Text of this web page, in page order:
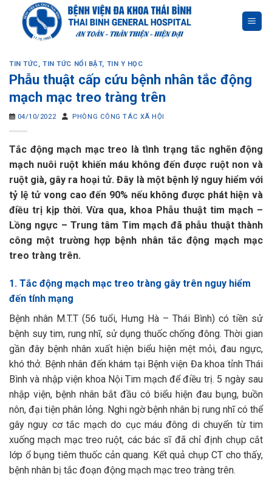
content
TIN TỨC,TIN TỨC NỔI BẬT, TIN Y HỌC
Phẫu thuật cấp cứu bệnh nhân tắc động
mạch mạc treo tràng trên
04/10/2022 PHÒNG CÔNG TÁC XÃ HỘI
Tắc động mạch mạc treo là tình trạng tắc nghẽn động
mạch nuôi ruột khiến máu không đến được ruột non và
ruột già, gây ra hoại tử. Đây là một bệnh lý nguy hiểm với
tỷ lệ tử vong cao đến 90% nếu không được phát hiện và
điều trị kịp thời. Vừa qua, khoa Phẫu thuật tim mạch –
Lồng ngực – Trung tâm Tim mạch đã phẫu thuật thành
công một trường hợp bệnh nhân tắc động mạch mạc
treo tràng trên.
1. Tắc động mạch mạc treo tràng gây trên nguy hiểm
đến tính mạng
Bệnh nhân M.T.T (56 tuổi, Hưng Hà – Thái Bình) có tiền sử
bệnh suy tim, rung nhĩ, sử dụng thuốc chống đông. Thời gian
gần đây bệnh nhân xuất hiện biểu hiện mệt mỏi, đau ngực,
khó thở. Bệnh nhân đến khám tại Bệnh viện Đa khoa tỉnh Thái
Bình và nhập viện khoa Nội Tim mạch để điều trị. 5 ngày sau
nhập viện, bệnh nhân bắt đầu có biểu hiện đau bụng, buồn
nôn, đại tiện phân lỏng. Nghi ngờ bệnh nhân bị rung nhĩ có thể
gây nguy cơ tắc mạch do cục máu đông di chuyển từ tim
xuống mạch mạc treo ruột, các bác sĩ đã chỉ định chụp cắt
lớp ổ bụng tiêm thuốc cản quang. Kết quả chụp CT cho thấy,
bệnh nhân bị tắc đoạn động mạch mạc treo tràng trên.